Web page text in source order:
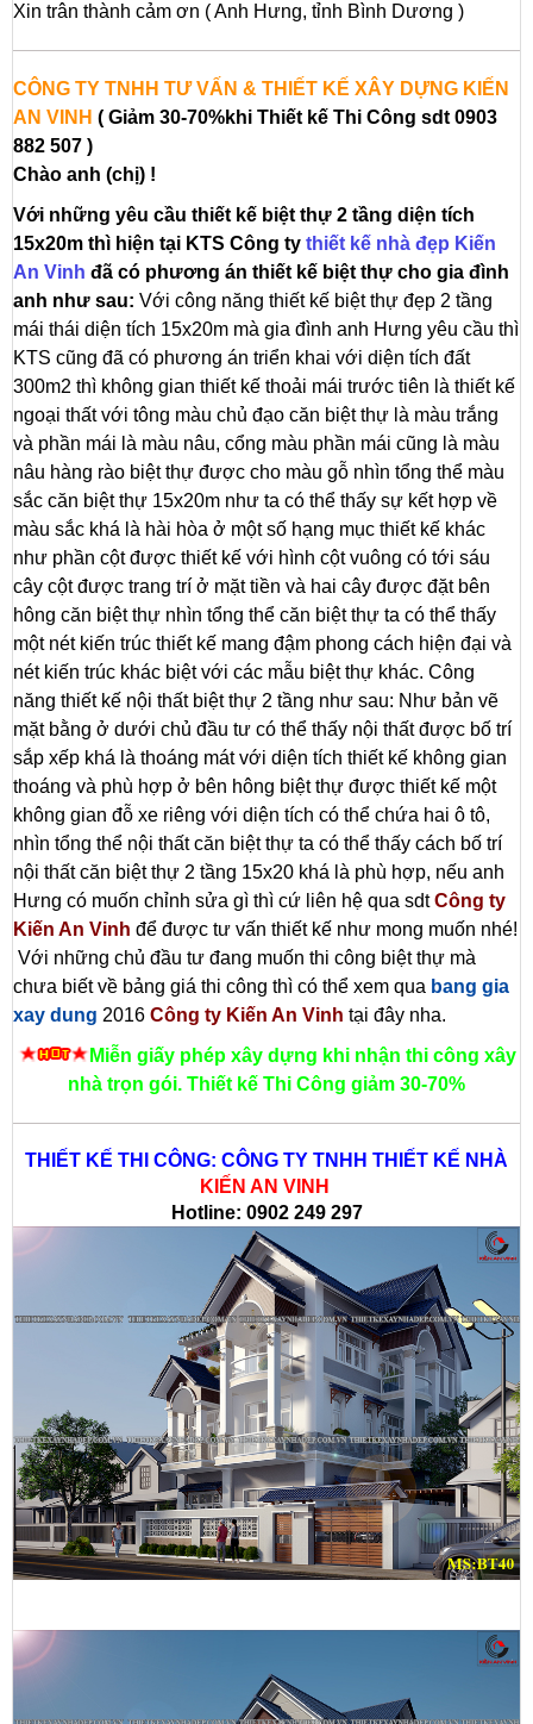
Xin trân thành cảm ơn ( Anh Hưng, tỉnh Bình Dương )
CÔNG TY TNHH TƯ VẤN & THIẾT KẾ XÂY DỰNG KIẾN
AN VINH ( Giảm 30-70%khi Thiết kế Thi Công sdt 0903
882 507 )
Chào anh (chị) !
Với những yêu cầu thiết kế biệt thự 2 tầng diện tích
15x20m thì hiện tại KTS Công ty thiết kế nhà đẹp Kiến
An Vinh đã có phương án thiết kế biệt thự cho gia đình
anh như sau: Với công năng thiết kế biệt thự đẹp 2 tầng
mái thái diện tích 15x20m mà gia đình anh Hưng yêu cầu thì
KTS cũng đã có phương án triển khai với diện tích đất
300m2 thì không gian thiết kế thoải mái trước tiên là thiết kế
ngoại thất với tông màu chủ đạo căn biệt thự là màu trắng
và phần mái là màu nâu, cổng màu phần mái cũng là màu
nâu hàng rào biệt thự được cho màu gỗ nhìn tổng thể màu
sắc căn biệt thự 15x20m như ta có thể thấy sự kết hợp về
màu sắc khá là hài hòa ở một số hạng mục thiết kế khác
như phần cột được thiết kế với hình cột vuông có tới sáu
cây cột được trang trí ở mặt tiền và hai cây được đặt bên
hông căn biệt thự nhìn tổng thể căn biệt thự ta có thể thấy
một nét kiến trúc thiết kế mang đậm phong cách hiện đại và
nét kiến trúc khác biệt với các mẫu biệt thự khác. Công
năng thiết kế nội thất biệt thự 2 tầng như sau: Như bản vẽ
mặt bằng ở dưới chủ đầu tư có thể thấy nội thất được bố trí
sắp xếp khá là thoáng mát với diện tích thiết kế không gian
thoáng và phù hợp ở bên hông biệt thự được thiết kế một
không gian đỗ xe riêng với diện tích có thể chứa hai ô tô,
nhìn tổng thể nội thất căn biệt thự ta có thể thấy cách bố trí
nội thất căn biệt thự 2 tầng 15x20 khá là phù hợp, nếu anh
Hưng có muốn chỉnh sửa gì thì cứ liên hệ qua sdtCông ty
Kiến An Vinh để được tư vấn thiết kế như mong muốn nhé!
Với những chủ đầu tư đang muốn thi công biệt thự mà
chưa biết về bảng giá thi công thì có thể xem qua bang gia
xay dung 2016 Công ty Kiến An Vinh tại đây nha.
Miễn giấy phép xây dựng khi nhận thi công xây
nhà trọn gói. Thiết kế Thi Công giảm 30-70%
THIẾT KẾ THI CÔNG: CÔNG TY TNHH THIẾT KẾ NHÀ
KIẾN AN VINH
Hotline: 0902 249 297